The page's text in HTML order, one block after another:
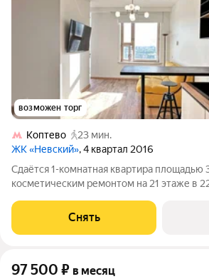
возможен торг
Коптево
23 мин.
ЖК «Невский», 4 квартал 2016
Сдаётся 1-комнатная квартира площадью
косметическим ремонтом на 21 этаже в
Стиральная машина Холодильник Посудомоечная машина
Снять
97 500 ₽ в месяц